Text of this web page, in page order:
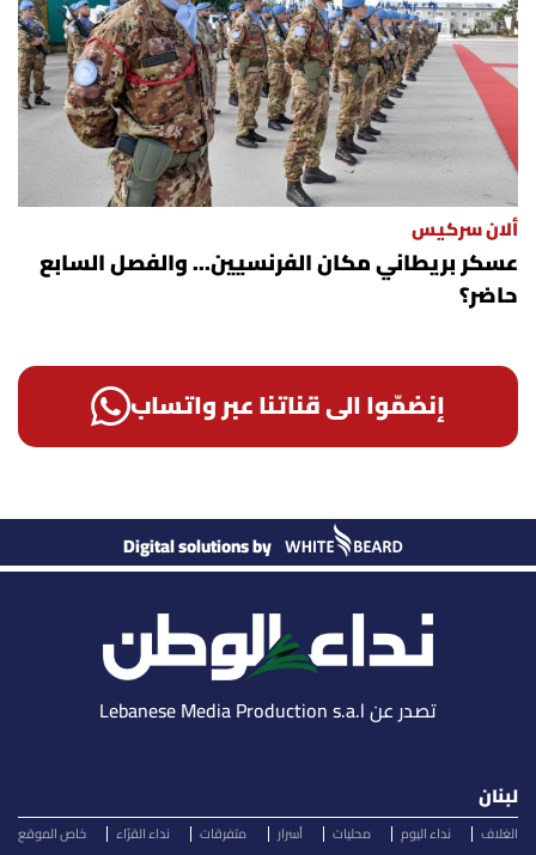
ألان سركيس
عسكر بريطاني مكان الفرنسيين... والفصل السابع
حاضر؟
إنضمّوا الى قناتنا عبر واتساب
Digital solutions by
تصدر عن Lebanese Media Production s.a.l
لبنان
الغلاف نداء اليوم محليات أسرار متفرقات نداء القرّاء خاص الموقع